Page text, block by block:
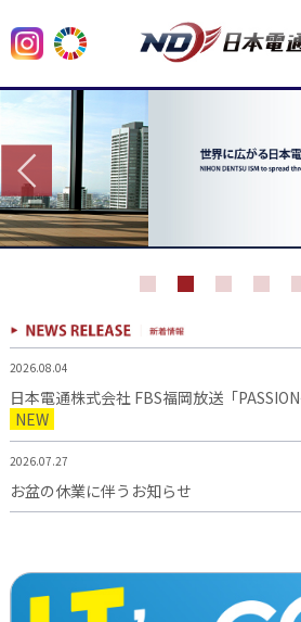
2026.08.04
日本電通株式会社 FBS福岡放送「
NEW
2026.07.27
お盆の休業に伴うお知らせ